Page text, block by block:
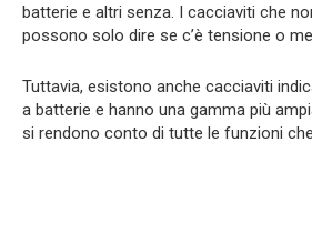
batterie e altri senza. I cacciaviti che
possono solo dire se c’è tensione o
Tuttavia, esistono anche cacciaviti
a batterie e hanno una gamma più
si rendono conto di tutte le funzioni